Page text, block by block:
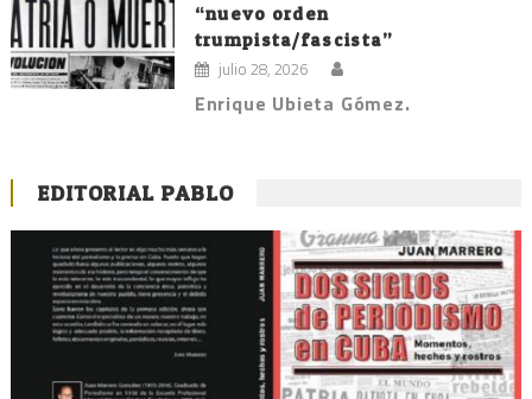
“nuevo orden
trumpista/fascista”
julio 28, 2026
Enrique Ubieta Gómez.
EDITORIAL PABLO